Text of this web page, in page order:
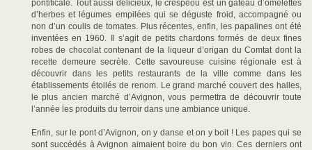
pontificale. Tout aussi délicieux, le crespeou est un gâteau d’omelettes
d’herbes et légumes empilées qui se déguste froid, accompagné ou
non d’un coulis de tomates. Plus récentes, enfin, les papalines ont été
inventées en 1960. Il s’agit de petits chardons formés de deux fines
robes de chocolat contenant de la liqueur d’origan du Comtat dont la
recette demeure secrète. Cette savoureuse cuisine régionale est à
découvrir dans les petits restaurants de la ville comme dans les
établissements étoilés de renom. Le grand marché couvert des halles,
le plus ancien marché d’Avignon, vous permettra de découvrir toute
l’année les produits du terroir dans une ambiance unique.
Enfin, sur le pont d’Avignon, on y danse et on y boit ! Les papes qui se
sont succédés à Avignon aimaient boire du bon vin. Ces derniers ont